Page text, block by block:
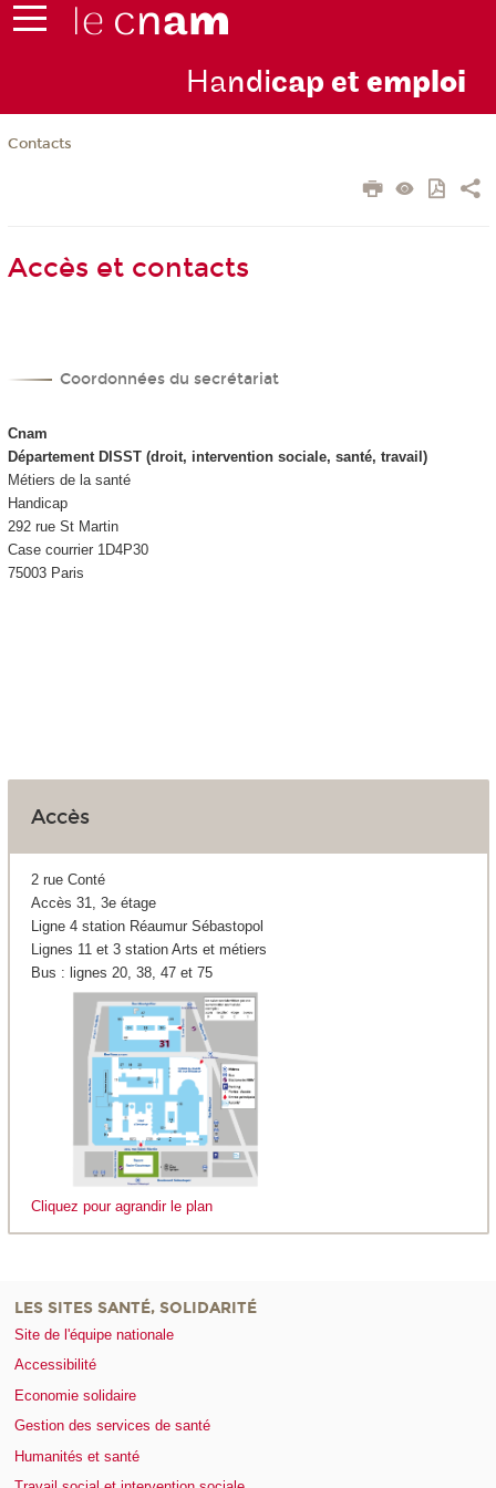
Handicap et emploi
Contacts
Accès et contacts
Coordonnées du secrétariat
Cnam
Département DISST (droit, intervention sociale, santé, travail)
Métiers de la santé
Handicap
292 rue St Martin
Case courrier 1D4P30
75003 Paris
Accès
2 rue Conté
Accès 31, 3e étage
Ligne 4 station Réaumur Sébastopol
Lignes 11 et 3 station Arts et métiers
Bus : lignes 20, 38, 47 et 75
Cliquez pour agrandir le plan
LES SITES SANTÉ, SOLIDARITÉ
Site de l'équipe nationale
Accessibilité
Economie solidaire
Gestion des services de santé
Humanités et santé